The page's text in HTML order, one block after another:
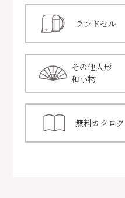
ランドセル
その他人形
和小物
無料カタログ